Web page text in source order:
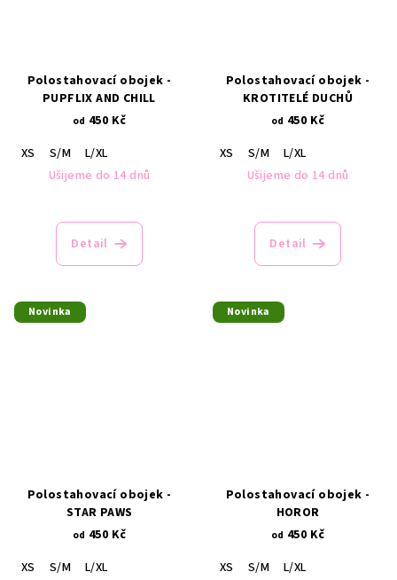
Polostahovací obojek -
PUPFLIX AND CHILL
od 450 Kč
XS
S/M
L/XL
Ušijeme do 14 dnů
Detail
Polostahovací obojek -
KROTITELÉ DUCHŮ
od 450 Kč
XS
S/M
L/XL
Ušijeme do 14 dnů
Detail
Novinka
Polostahovací obojek -
STAR PAWS
od 450 Kč
XS
S/M
L/XL
Novinka
Polostahovací obojek -
HOROR
od 450 Kč
XS
S/M
L/XL